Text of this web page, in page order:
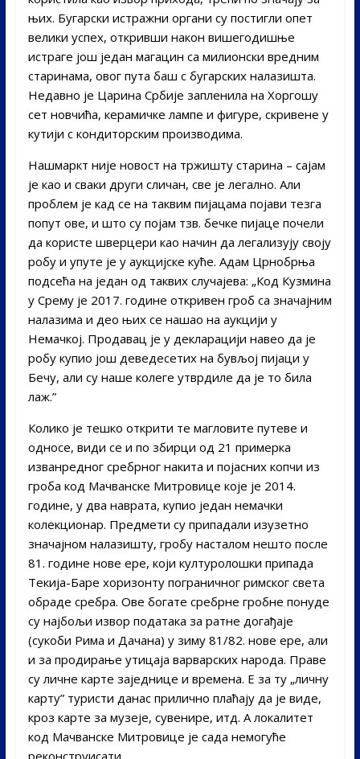
њих. Бугарски истражни органи су постигли опет
велики успех, откривши након вишегодишње
истраге још један магацин са милионски вредним
старинама, овог пута баш с бугарских налазишта.
Недавно је Царина Србије запленила на Хоргошу
сет новчића, керамичке лампе и фигуре, скривене у
кутији с кондиторским производима.
Нашмаркт није новост на тржишту старина – сајам
је као и сваки други сличан, све је легално. Али
проблем је кад се на таквим пијацама појави тезга
попут ове, и што су појам тзв. бечке пијаце почели
да користе шверцери као начин да легализују своју
робу и упуте је у аукцијске куће. Адам Црнобрња
подсећа на један од таквих случајева: „Код Кузмина
у Срему је 2017. године откривен гроб са значајним
налазима и део њих се нашао на аукцији у
Немачкој. Продавац је у декларацији навео да је
робу купио још деведесетих на бувљој пијаци у
Бечу, али су наше колеге утврдиле да је то била
лаж.”
Колико је тешко открити те магловите путеве и
односе, види се и по збирци од 21 примерка
изванредног сребрног накита и појасних копчи из
гроба код Мачванске Митровице које је 2014.
године, у два наврата, купио један немачки
колекционар. Предмети су припадали изузетно
значајном налазишту, гробу насталом нешто после
81. године нове ере, који културолошки припада
Текија-Баре хоризонту пограничног римског света
обраде сребра. Ове богате сребрне гробне понуде
су најбољи извор података за ратне догађаје
(сукоби Рима и Дачана) у зиму 81/82. нове ере, али
и за продирање утицаја варварских народа. Праве
су личне карте заједнице и времена. Е за ту „личну
карту” туристи данас прилично плаћају да је виде,
кроз карте за музеје, сувенире, итд. А локалитет
код Мачванске Митровице је сада немогуће
реконструисати.